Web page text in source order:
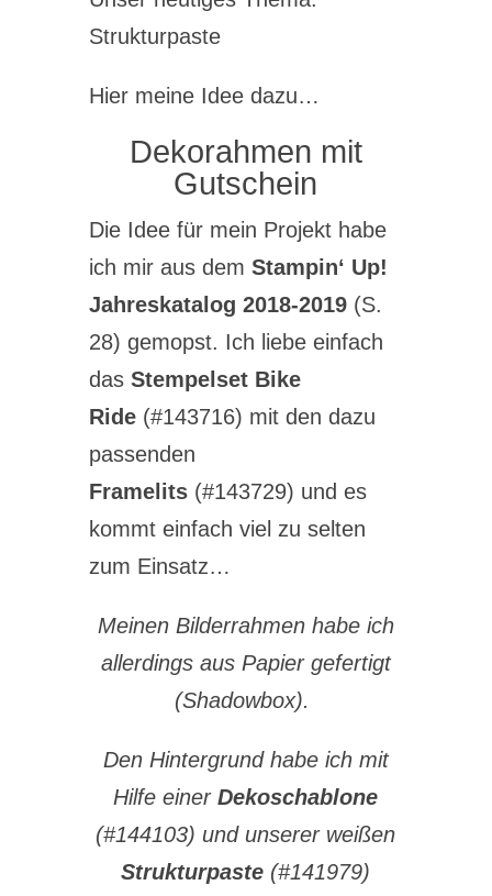
Strukturpaste
Hier meine Idee dazu…
Dekorahmen mit
Gutschein
Die Idee für mein Projekt habe
ich mir aus dem Stampin‘ Up!
Jahreskatalog 2018-2019(S.
28) gemopst. Ich liebe einfach
das Stempelset Bike
Ride(#143716) mit den dazu
passenden
Framelits(#143729) und es
kommt einfach viel zu selten
zum Einsatz…
Meinen Bilderrahmen habe ich
allerdings aus Papier gefertigt
(Shadowbox).
Den Hintergrund habe ich mit
Hilfe einerDekoschablone
(#144103) und unserer weißen
Strukturpaste (#141979)